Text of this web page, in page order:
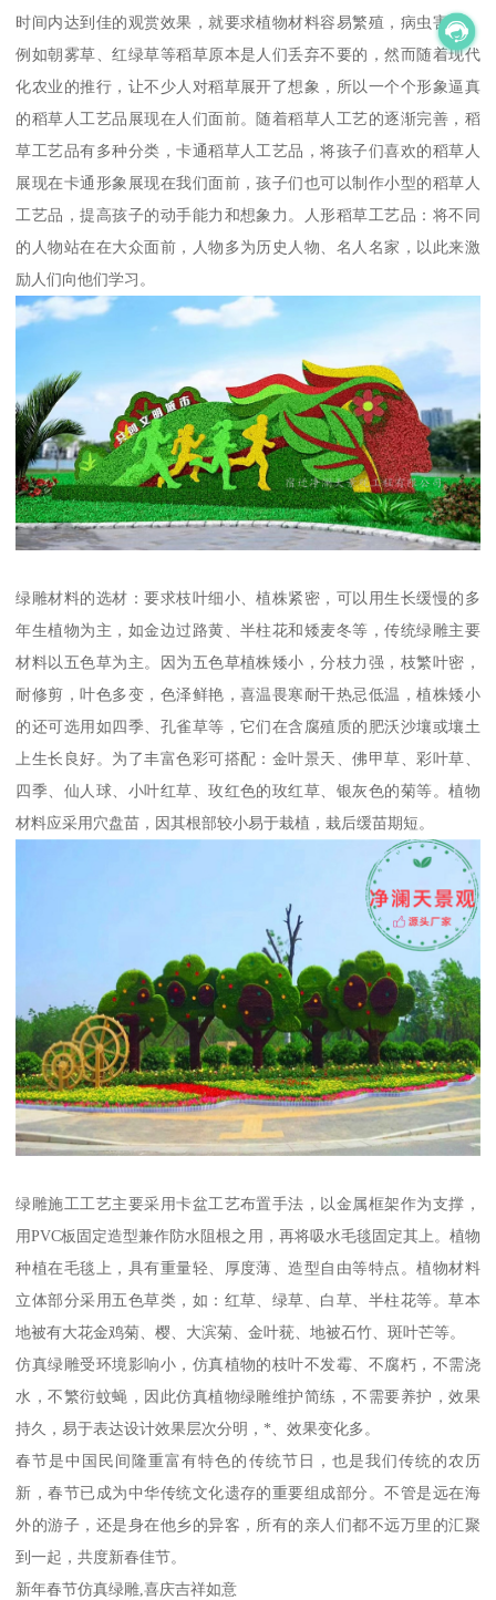
时间内达到佳的观赏效果，就要求植物材料容易繁殖，病虫害少，
例如朝雾草、红绿草等稻草原本是人们丢弃不要的，然而随着现代
化农业的推行，让不少人对稻草展开了想象，所以一个个形象逼真
的稻草人工艺品展现在人们面前。随着稻草人工艺的逐渐完善，稻
草工艺品有多种分类，卡通稻草人工艺品，将孩子们喜欢的稻草人
展现在卡通形象展现在我们面前，孩子们也可以制作小型的稻草人
工艺品，提高孩子的动手能力和想象力。人形稻草工艺品：将不同
的人物站在在大众面前，人物多为历史人物、名人名家，以此来激
励人们向他们学习。
绿雕材料的选材：要求枝叶细小、植株紧密，可以用生长缓慢的多
年生植物为主，如金边过路黄、半柱花和矮麦冬等，传统绿雕主要
材料以五色草为主。因为五色草植株矮小，分枝力强，枝繁叶密，
耐修剪，叶色多变，色泽鲜艳，喜温畏寒耐干热忌低温，植株矮小
的还可选用如四季、孔雀草等，它们在含腐殖质的肥沃沙壤或壤土
上生长良好。为了丰富色彩可搭配：金叶景天、佛甲草、彩叶草、
四季、仙人球、小叶红草、玫红色的玫红草、银灰色的菊等。植物
材料应采用穴盘苗，因其根部较小易于栽植，栽后缓苗期短。
绿雕施工工艺主要采用卡盆工艺布置手法，以金属框架作为支撑，
用PVC板固定造型兼作防水阻根之用，再将吸水毛毯固定其上。植物
种植在毛毯上，具有重量轻、厚度薄、造型自由等特点。植物材料
立体部分采用五色草类，如：红草、绿草、白草、半柱花等。草本
地被有大花金鸡菊、樱、大滨菊、金叶莸、地被石竹、斑叶芒等。
仿真绿雕受环境影响小，仿真植物的枝叶不发霉、不腐朽，不需浇
水，不繁衍蚊蝇，因此仿真植物绿雕维护简练，不需要养护，效果
持久，易于表达设计效果层次分明，*、效果变化多。
春节是中国民间隆重富有特色的传统节日，也是我们传统的农历
新，春节已成为中华传统文化遗存的重要组成部分。不管是远在海
外的游子，还是身在他乡的异客，所有的亲人们都不远万里的汇聚
到一起，共度新春佳节。
新年春节仿真绿雕,喜庆吉祥如意